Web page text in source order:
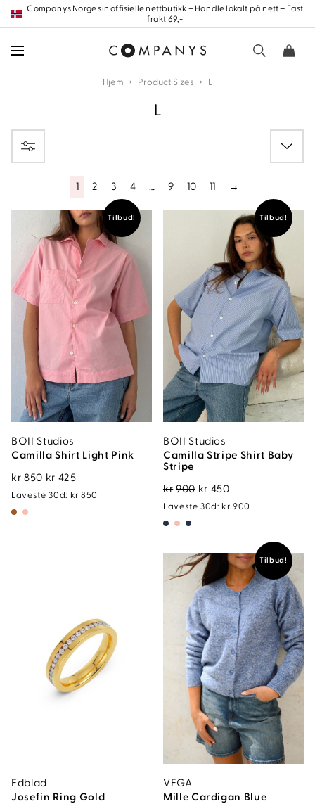
Hopp
frem
innholdet
Companys Norge sin offisielle nettbutikk – Handle lokalt på nett – Fast
frakt 69,-
Hjem › Product Sizes › L
L
1 2 3 4 … 9 10 11 →
Tilbud!
BOII Studios
Camilla Shirt Light Pink
kr850 Opprinnelig
pris
kr 425Nåværende
pris
Laveste 30d: kr 850
Tilbud!
BOII Studios
Camilla Stripe Shirt Baby
Stripe
kr900 Opprinnelig
pris
kr 450Nåværende
pris
Laveste 30d: kr 900
Edblad
Josefin Ring Gold
Tilbud!
VEGA
Mille Cardigan Blue